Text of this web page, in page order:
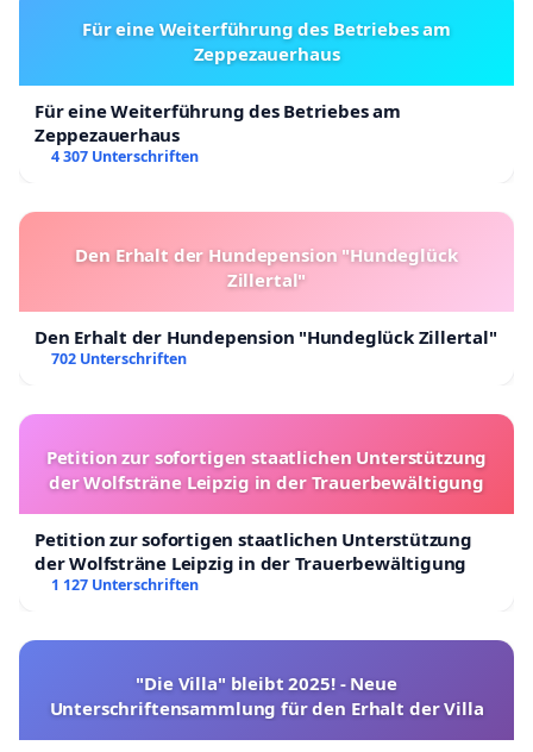
Für eine Weiterführung des Betriebes am
Zeppezauerhaus
Für eine Weiterführung des Betriebes am
Zeppezauerhaus
4 307 Unterschriften
Den Erhalt der Hundepension "Hundeglück
Zillertal"
Den Erhalt der Hundepension "Hundeglück Zillertal"
702 Unterschriften
Petition zur sofortigen staatlichen Unterstützung
der Wolfsträne Leipzig in der Trauerbewältigung
Petition zur sofortigen staatlichen Unterstützung
der Wolfsträne Leipzig in der Trauerbewältigung
1 127 Unterschriften
"Die Villa" bleibt 2025! - Neue
Unterschriftensammlung für den Erhalt der Villa